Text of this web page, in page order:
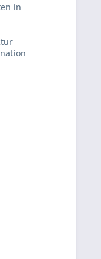
in